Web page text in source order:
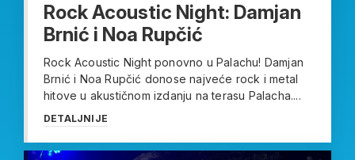
Rock Acoustic Night: Damjan
Brnić i Noa Rupčić
Rock Acoustic Night ponovno u Palachu! Damjan
Brnić i Noa Rupčić donose najveće rock i metal
hitove u akustičnom izdanju na terasu Palacha....
DETALJNIJE